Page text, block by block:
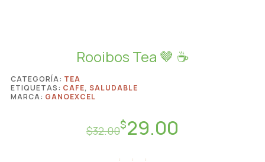
Rooibos Tea 🤎 ☕️
$32.00
Original
price
$29.00
Current
price
CATEGORÍA: TEA
ETIQUETAS: CAFE, SALUDABLE
MARCA: GANOEXCEL